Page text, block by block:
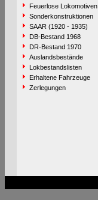
Feuerlose Lokomotiven
Sonderkonstruktionen
SAAR (1920 - 1935)
DB-Bestand 1968
DR-Bestand 1970
Auslandsbestände
Lokbestandslisten
Erhaltene Fahrzeuge
Zerlegungen